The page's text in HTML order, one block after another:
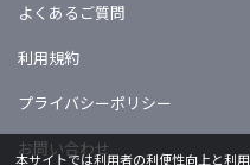
よくあるご質問
利用規約
プライバシーポリシー
お問い合わせ
本サイトでは利用者の利便性向上と利